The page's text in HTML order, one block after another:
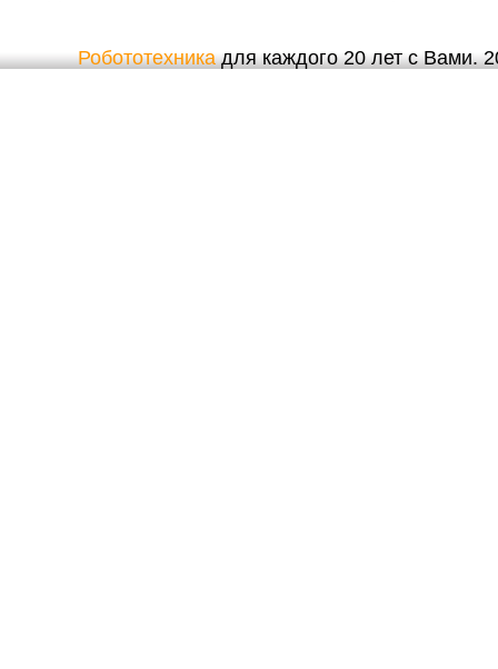
Робототехникадля каждого 20 лет с Вами.